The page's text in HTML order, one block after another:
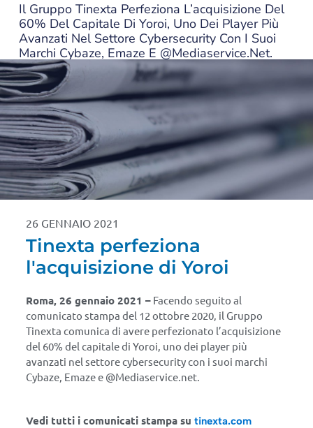
Il Gruppo Tinexta Perfeziona L’acquisizione Del
60% Del Capitale Di Yoroi, Uno Dei Player Più
Avanzati Nel Settore Cybersecurity Con I Suoi
Marchi Cybaze, Emaze E @Mediaservice.net.
26 GENNAIO 2021
Tinexta perfeziona
l'acquisizione di Yoroi
Roma, 26 gennaio 2021 –Facendo seguito al
comunicato stampa del 12 ottobre 2020, il Gruppo
Tinexta comunica di avere perfezionato l’acquisizione
del 60% del capitale di Yoroi, uno dei player più
avanzati nel settore cybersecurity con i suoi marchi
Cybaze, Emaze e @Mediaservice.net.
Vedi tutti i comunicati stampa su tinexta.com